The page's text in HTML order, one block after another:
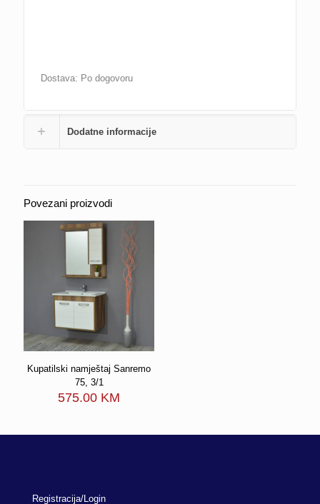
Dostava: Po dogovoru
Dodatne informacije
Povezani proizvodi
Kupatilski namještaj Sanremo
75, 3/1
575.00 KM
Registracija/Login